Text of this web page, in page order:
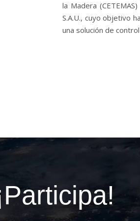
la Madera
S.A.U., cuyo objetivo
una solución de